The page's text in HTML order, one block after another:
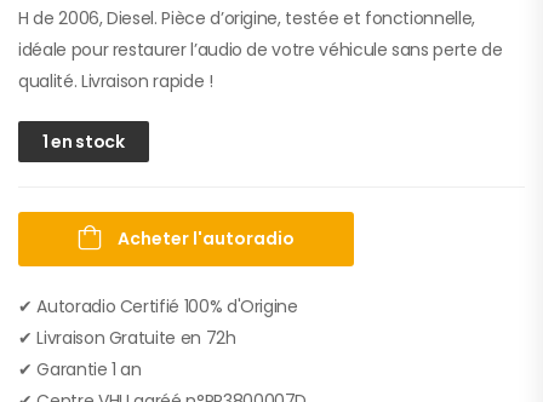
H de 2006, Diesel. Pièce d’origine, testée et fonctionnelle,
idéale pour restaurer l’audio de votre véhicule sans perte de
qualité. Livraison rapide !
1 en stock
Acheter l'autoradio
✔ Autoradio Certifié 100% d'Origine
✔︎ Livraison Gratuite en 72h
✔︎ Garantie 1 an